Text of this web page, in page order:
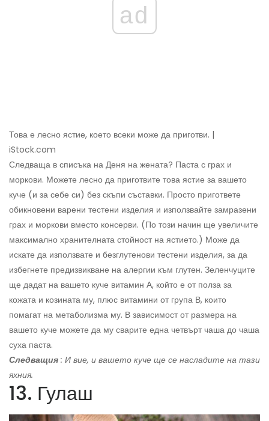
ad
Това е лесно ястие, което всеки може да приготви. |
iStock.com
Следваща в списъка на Деня на жената? Паста с грах и
моркови. Можете лесно да приготвите това ястие за вашето
куче (и за себе си) без скъпи съставки. Просто пригответе
обикновени варени тестени изделия и използвайте замразени
грах и моркови вместо консерви. (По този начин ще увеличите
максимално хранителната стойност на ястието.) Може да
искате да използвате и безглутенови тестени изделия, за да
избегнете предизвикване на алергии към глутен. Зеленчуците
ще дадат на вашето куче витамин А, който е от полза за
кожата и козината му, плюс витамини от група В, които
помагат на метаболизма му. В зависимост от размера на
вашето куче можете да му сварите една четвърт чаша до чаша
суха паста.
Следващия : И вие, и вашето куче ще се насладите на тази
яхния.
13. Гулаш